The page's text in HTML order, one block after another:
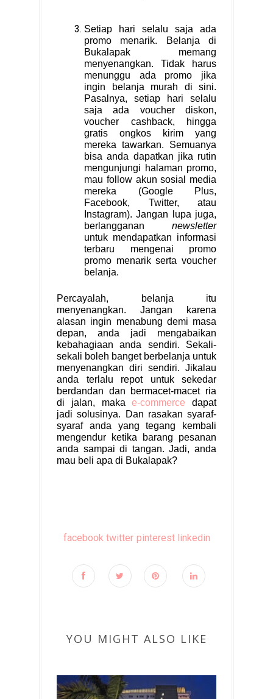
Setiap hari selalu saja ada
promo menarik. Belanja di
Bukalapak memang
menyenangkan. Tidak harus
menunggu ada promo jika
ingin belanja murah di sini.
Pasalnya, setiap hari selalu
saja ada voucher diskon,
voucher cashback, hingga
gratis ongkos kirim yang
mereka tawarkan. Semuanya
bisa anda dapatkan jika rutin
mengunjungi halaman promo,
mau follow akun sosial media
mereka (Google Plus,
Facebook, Twitter, atau
Instagram). Jangan lupa juga,
berlangganan newsletter
untuk mendapatkan informasi
terbaru mengenai promo
promo menarik serta voucher
belanja.
Percayalah, belanja itu
menyenangkan. Jangan karena
alasan ingin menabung demi masa
depan, anda jadi mengabaikan
kebahagiaan anda sendiri. Sekali-
sekali boleh banget berbelanja untuk
menyenangkan diri sendiri. Jikalau
anda terlalu repot untuk sekedar
berdandan dan bermacet-macet ria
di jalan, makae-commerce dapat
jadi solusinya. Dan rasakan syaraf-
syaraf anda yang tegang kembali
mengendur ketika barang pesanan
anda sampai di tangan. Jadi, anda
mau beli apa di Bukalapak?
facebook twitter pinterest linkedin
YOU MIGHT ALSO LIKE